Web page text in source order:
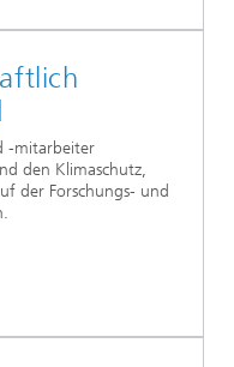
-mitarbeiter
den Klimaschutz,
der Forschungs- und